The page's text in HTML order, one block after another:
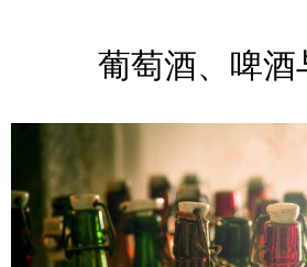
葡萄酒、啤酒